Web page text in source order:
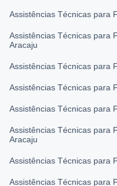
Assistências Técnicas para
Assistências Técnicas para
Aracaju
Assistências Técnicas para
Assistências Técnicas para
Assistências Técnicas para
Assistências Técnicas para
Aracaju
Assistências Técnicas para
Assistências Técnicas para